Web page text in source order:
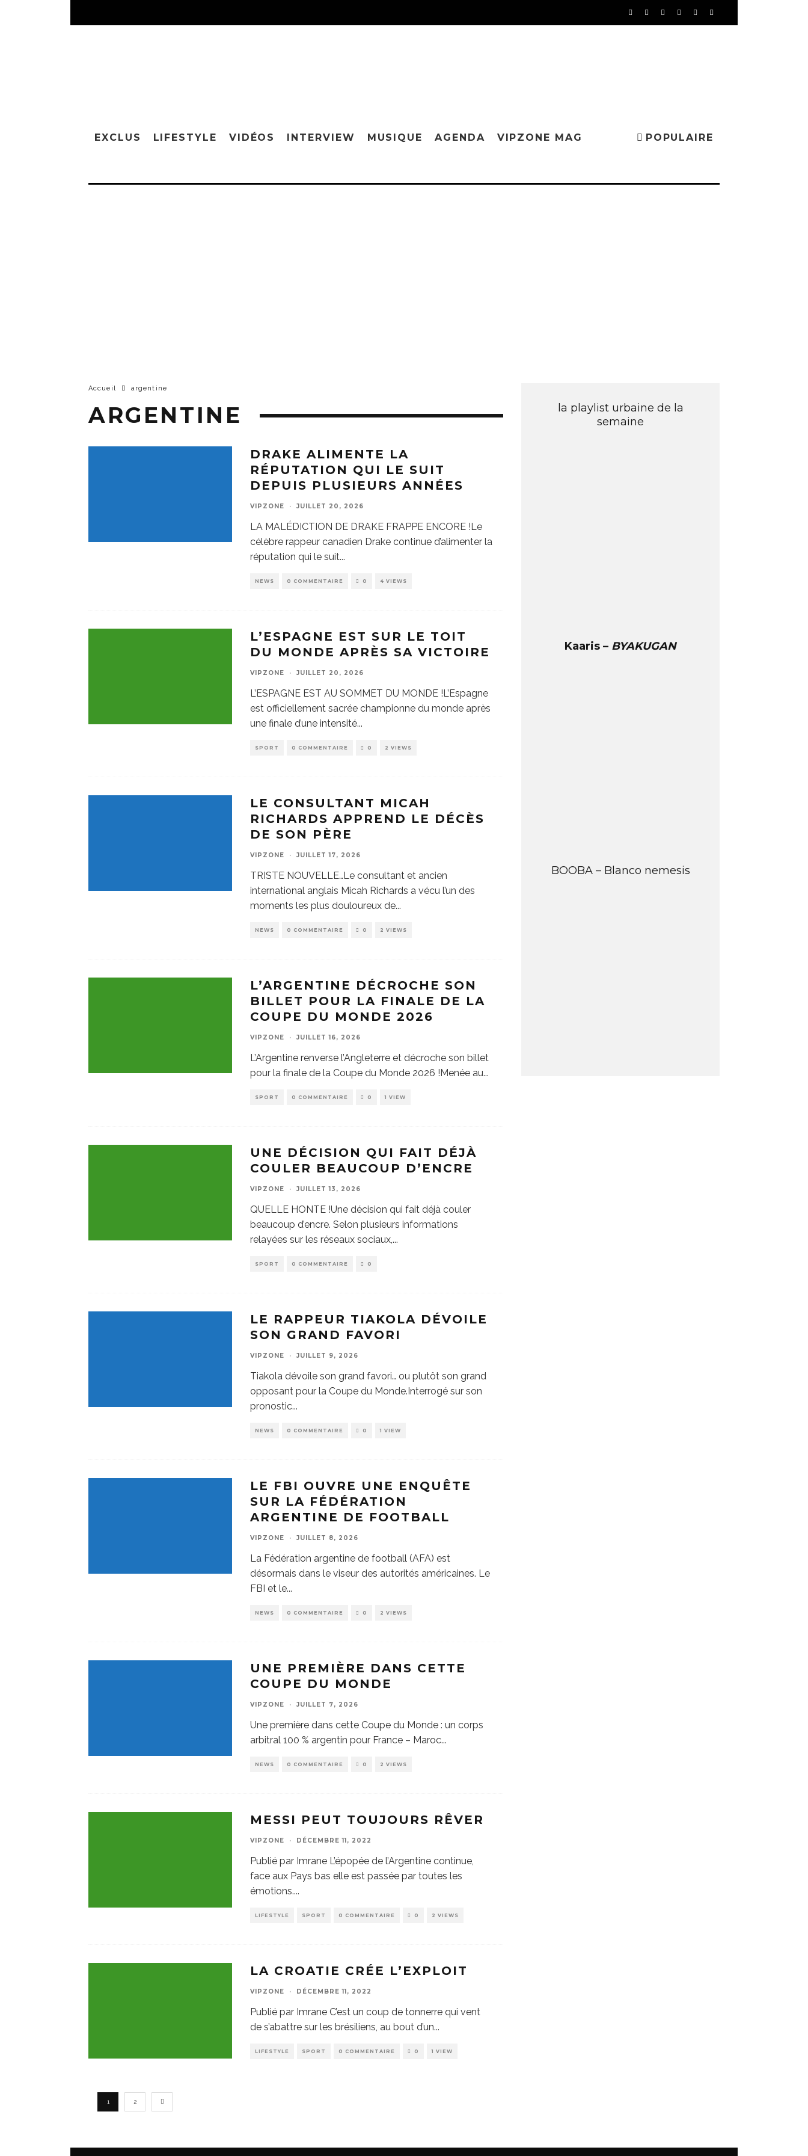
EXCLUS LIFESTYLE VIDÉOS INTERVIEW MUSIQUE AGENDA VIPZONE MAG POPULAIRE
Accueil argentine
ARGENTINE
DRAKE ALIMENTE LA
RÉPUTATION QUI LE SUIT
DEPUIS PLUSIEURS ANNÉES
VIPZONE · JUILLET 20, 2026
LA MALÉDICTION DE DRAKE FRAPPE ENCORE !Le
célèbre rappeur canadien Drake continue d’alimenter la
réputation qui le suit...
NEWS 0 COMMENTAIRE 0 4 VIEWS
L’ESPAGNE EST SUR LE TOIT
DU MONDE APRÈS SA VICTOIRE
VIPZONE · JUILLET 20, 2026
L’ESPAGNE EST AU SOMMET DU MONDE !L’Espagne
est officiellement sacrée championne du monde après
une finale d’une intensité...
SPORT 0 COMMENTAIRE 0 2 VIEWS
LE CONSULTANT MICAH
RICHARDS APPREND LE DÉCÈS
DE SON PÈRE
VIPZONE · JUILLET 17, 2026
TRISTE NOUVELLE…Le consultant et ancien
international anglais Micah Richards a vécu l’un des
moments les plus douloureux de...
NEWS 0 COMMENTAIRE 0 2 VIEWS
L’ARGENTINE DÉCROCHE SON
BILLET POUR LA FINALE DE LA
COUPE DU MONDE 2026
VIPZONE · JUILLET 16, 2026
L’Argentine renverse l’Angleterre et décroche son billet
pour la finale de la Coupe du Monde 2026 !Menée au...
SPORT 0 COMMENTAIRE 0 1 VIEW
UNE DÉCISION QUI FAIT DÉJÀ
COULER BEAUCOUP D’ENCRE
VIPZONE · JUILLET 13, 2026
QUELLE HONTE !Une décision qui fait déjà couler
beaucoup d’encre. Selon plusieurs informations
relayées sur les réseaux sociaux,...
SPORT 0 COMMENTAIRE 0
LE RAPPEUR TIAKOLA DÉVOILE
SON GRAND FAVORI
VIPZONE · JUILLET 9, 2026
Tiakola dévoile son grand favori… ou plutôt son grand
opposant pour la Coupe du Monde.Interrogé sur son
pronostic...
NEWS 0 COMMENTAIRE 0 1 VIEW
LE FBI OUVRE UNE ENQUÊTE
SUR LA FÉDÉRATION
ARGENTINE DE FOOTBALL
VIPZONE · JUILLET 8, 2026
La Fédération argentine de football (AFA) est
désormais dans le viseur des autorités américaines. Le
FBI et le...
NEWS 0 COMMENTAIRE 0 2 VIEWS
UNE PREMIÈRE DANS CETTE
COUPE DU MONDE
VIPZONE · JUILLET 7, 2026
Une première dans cette Coupe du Monde : un corps
arbitral 100 % argentin pour France – Maroc...
NEWS 0 COMMENTAIRE 0 2 VIEWS
MESSI PEUT TOUJOURS RÊVER
VIPZONE · DÉCEMBRE 11, 2022
Publié par Imrane L’épopée de l’Argentine continue,
face aux Pays bas elle est passée par toutes les
émotions....
LIFESTYLE SPORT 0 COMMENTAIRE 0 2 VIEWS
LA CROATIE CRÉE L’EXPLOIT
VIPZONE · DÉCEMBRE 11, 2022
Publié par Imrane C’est un coup de tonnerre qui vent
de s’abattre sur les brésiliens, au bout d’un...
LIFESTYLE SPORT 0 COMMENTAIRE 0 1 VIEW
1 2
la playlist urbaine de la
semaine
Kaaris – BYAKUGAN
BOOBA – Blanco nemesis